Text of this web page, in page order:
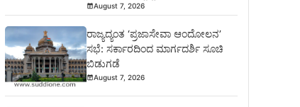
August 7, 2026
ರಾಜ್ಯದ್ಯಂತ ‘ಪ್ರಜಾಸೇವಾ ಆಂದೋಲನ’
ಸಭೆ: ಸರ್ಕಾರದಿಂದ ಮಾರ್ಗದರ್ಶಿ ಸೂಚಿ
ಬಿಡುಗಡೆ
August 7, 2026